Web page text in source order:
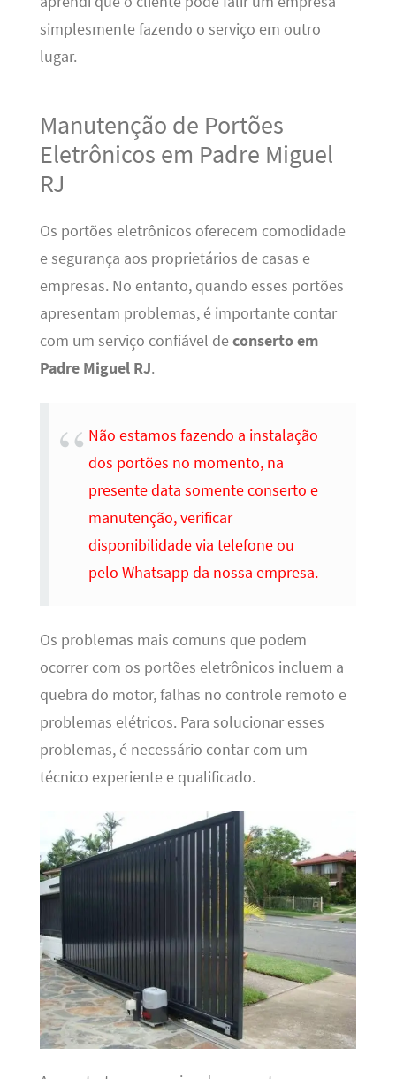
simplesmente fazendo o serviço em outro
lugar.
Manutenção de Portões
Eletrônicos em Padre Miguel
RJ
Os portões eletrônicos oferecem comodidade
e segurança aos proprietários de casas e
empresas. No entanto, quando esses portões
apresentam problemas, é importante contar
com um serviço confiável deconserto em
Padre Miguel RJ.
Não estamos fazendo a instalação
dos portões no momento, na
presente data somente conserto e
manutenção, verificar
disponibilidade via telefone ou
pelo Whatsapp da nossa empresa.
Os problemas mais comuns que podem
ocorrer com os portões eletrônicos incluem a
quebra do motor, falhas no controle remoto e
problemas elétricos. Para solucionar esses
problemas, é necessário contar com um
técnico experiente e qualificado.